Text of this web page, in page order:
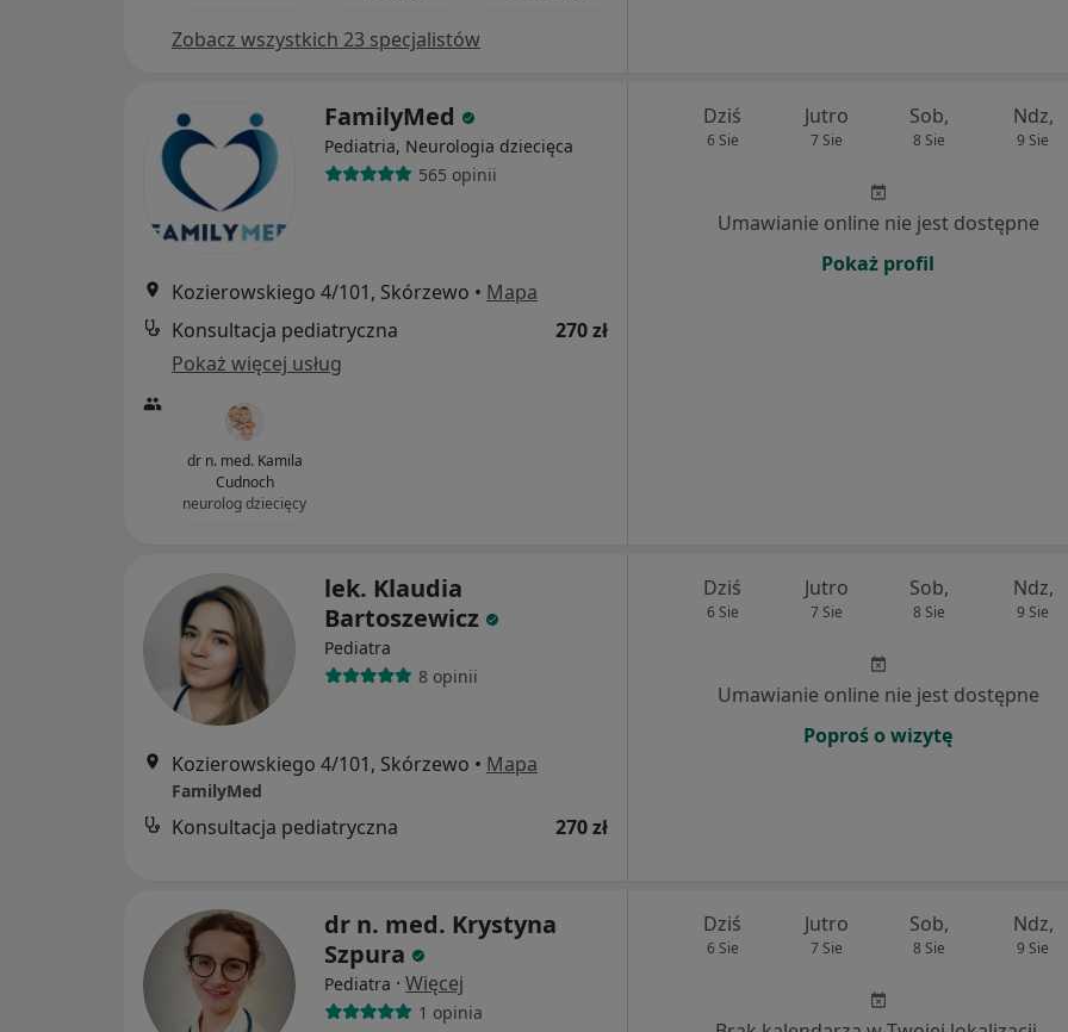
Zobacz wszystkich 23 specjalistów
FamilyMed
Pediatria, Neurologia dziecięca
565 opinii
Kozierowskiego 4/101, Skórzewo • Mapa
Konsultacja pediatryczna
270 zł
Pokaż więcej usług
dr n. med. Kamila
Cudnoch
neurolog dziecięcy
Dziś
6 Sie
Jutro
7 Sie
Sob,
8 Sie
Ndz,
9 Sie
Umawianie online nie jest dostępne
Pokaż profil
lek. Klaudia
Bartoszewicz
Pediatra
8 opinii
Kozierowskiego 4/101, Skórzewo • Mapa
FamilyMed
Konsultacja pediatryczna 270 zł
Dziś
6 Sie
Jutro
7 Sie
Sob,
8 Sie
Ndz,
9 Sie
Umawianie online nie jest dostępne
Poproś o wizytę
dr n. med. Krystyna
Szpura
Pediatra · Więcej
1 opinia
Dziś
6 Sie
Jutro
7 Sie
Sob,
8 Sie
Ndz,
9 Sie